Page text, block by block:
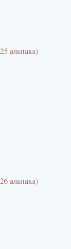
альпака)
альпака)